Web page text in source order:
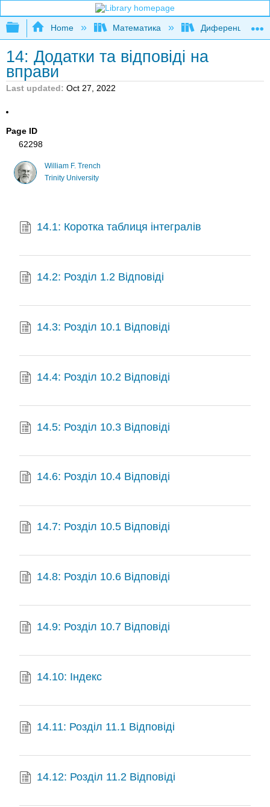
Expand/collapse global hierarchy
Home Математика Диференційні
14: Додатки та відповіді на
вправи
Last updated Oct 27, 2022
Page ID
62298
William F. Trench
Trinity University
14.1: Коротка таблиця інтегралів
14.2: Розділ 1.2 Відповіді
14.3: Розділ 10.1 Відповіді
14.4: Розділ 10.2 Відповіді
14.5: Розділ 10.3 Відповіді
14.6: Розділ 10.4 Відповіді
14.7: Розділ 10.5 Відповіді
14.8: Розділ 10.6 Відповіді
14.9: Розділ 10.7 Відповіді
14.10: Індекс
14.11: Розділ 11.1 Відповіді
14.12: Розділ 11.2 Відповіді